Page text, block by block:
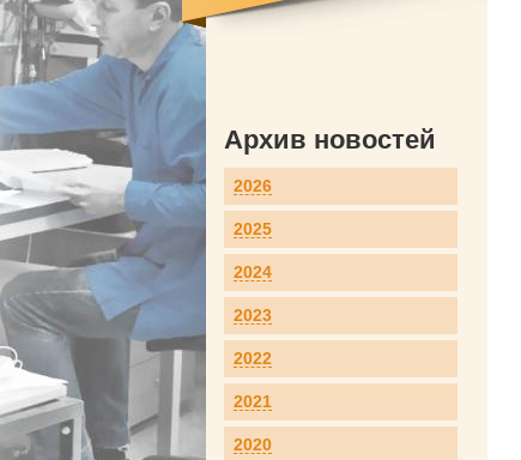
Архив новостей
2026
2025
2024
2023
2022
2021
2020